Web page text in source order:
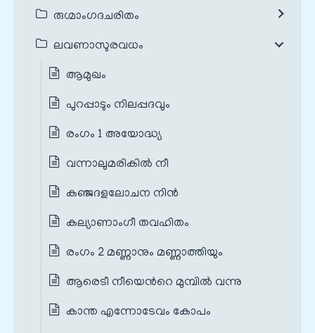
രുഗ്മാംഗദചരിതം
ലവണാസുരവധം
ആമുഖം
പുറപ്പാടും നിലപ്പദവും
രംഗം 1 അയോദ്ധ്യ
വന്നാലുമരികില്‍ നീ
കഞ്ജദളലോചന നിന്‍
കല്യാണാംഗീ തവഹിതം
രംഗം 2 മണ്ണാനും മണ്ണാത്തിയും
ആരെടീ നീയെന്‍റെ മുമ്പില്‍ വന്നു
കാന്ത എന്നോടേവം കോപം